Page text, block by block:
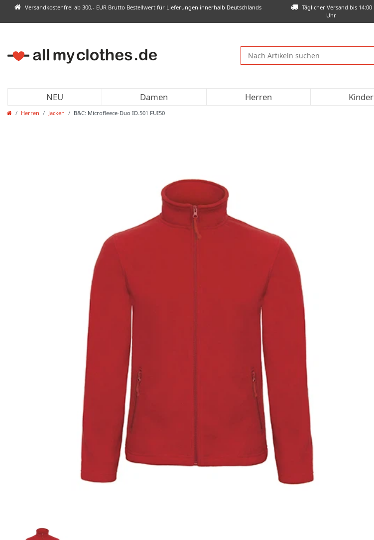
Täglicher Versand bis 14:00
Uhr
Versandkostenfrei ab 300,- EUR Brutto Bestellwert für Lieferungen innerhalb Deutschlands
NEU Damen Herren Kinder
Herren Jacken B&C: Microfleece-Duo ID.501 FUI50